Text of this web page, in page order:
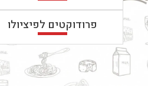
פרודוקטים לפיציולו